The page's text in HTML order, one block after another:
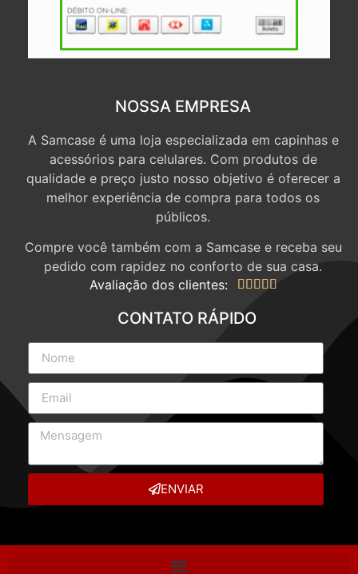
NOSSA EMPRESA
A Samcase é uma loja especializada em capinhas e
acessórios para celulares. Com produtos de
qualidade e preço justo nosso objetivo é oferecer a
melhor experiência de compra para todos os
públicos.
Compre você também com a Samcase e receba seu
pedido com rapidez no conforto de sua casa.
Avaliação dos clientes:
    
CONTATO RÁPIDO
ENVIAR